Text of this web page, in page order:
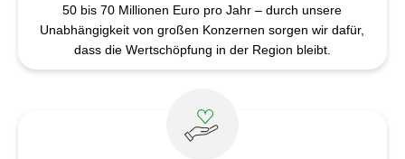
50 bis 70 Millionen Euro pro Jahr – durch unsere
Unabhängigkeit von großen Konzernen sorgen wir dafür,
dass die Wertschöpfung in der Region bleibt.